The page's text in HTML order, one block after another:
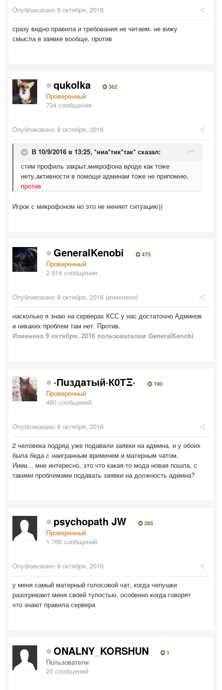
Опубликовано 9 октября, 2016
сразу видно правила и требования не читаем. не вижу
смысла в заявке вообще. против
qukolka 362
Проверенный
734 сообщения
Опубликовано 9 октября, 2016
В 10/9/2016 в 13:25, *ниа*тик*так* сказал:
стим профиль закрыт,микрофона вроде как тоже
нету,активности в помощи админам тоже не припомню,
против
Игрок с микрофоном но это не меняет ситуацию))
GeneralKenobi 475
Проверенный
2 914 сообщения
Опубликовано 9 октября, 2016 (изменено)
насколько я знаю на серверах КСС у нас достаточно Админов
и никаких проблем там нет. Против.
Изменено 9 октября, 2016 пользователем GeneralKenobi
·Пuздaтый·К0ТΞ· 190
Проверенный
460 сообщений
Опубликовано 9 октября, 2016
2 человека подряд уже подавали заявки на админа, и у обоих
была беда с наигранным временем и матерным чатом.
Ииии... мне интересно, это что какая-то мода новая пошла, с
такими проблемами подавать заявки на должность админа?
psychopath JW 285
Проверенный
1 760 сообщений
Опубликовано 9 октября, 2016
у меня самый матерный голосовой чат, когда чепушки
разогревают меня своей тупостью, особенно когда говорят
что знают правила сервера
ONALNY_KORSHUN 1
Пользователи
20 сообщений